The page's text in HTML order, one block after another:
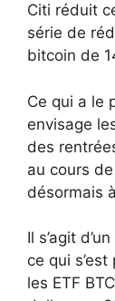
Citi réduit
série de
bitcoin de
Ce qui a le
envisage
des
au cours de
désormais
Il s’agit
ce qui
les ETF